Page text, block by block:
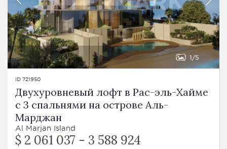
1 5
ID 721950
Двухуровневый лофт в Рас-эль-Хайме
с 3 спальнями на острове Аль-
Марджан
Al Marjan Island
$ 2 061 037 - 3 588 924